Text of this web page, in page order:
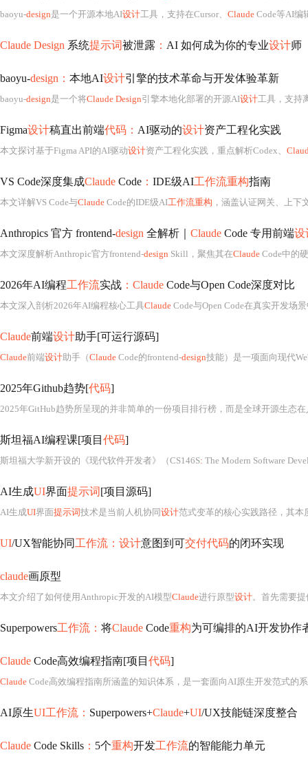
baoyu-design是一个开源本地AI设计工具，支持在Cursor、 Claude Code等AI编
Claude Design 系统提示词被泄露 ： AI 如何成为你的专业设计师
baoyu-design： 本地AI设计引擎的技术革命与开发体验革新
baoyu-design是一个将Claude Design引擎本地化部署的开源AI设计工具，支持离线运行、模
Figma设计稿直出前端代码： AI驱动的设计资产工程化实践
本文探讨基于Figma API的AI驱动设计资产工程化实践，重点解析Codex、
VS Code深度集成Claude Code ： IDE级AI工作流重构指南
本文详解VS Code与Claude Code的IDE级AI工作流重构 ，涵盖认证网关、上下文引擎、MCP协议栈和权限沙箱四大核心机制；提供环境基线检测、直连安装、多模式权限
Anthropics 官方 frontend-design 全解析｜ Claude Code 专用前端设
本文深度解析Anthropic官方frontend-design Skill，聚焦其在Claude Code中的
2026年AI编程工作流实战 ：Claude Code与Open Code深度对比
本文深入剖析2026年AI编程核心工具Claude Code与Open Code在真实开发场景中的
Claude前端设计助手[可运行源码]
Claude前端设计助手（Claude Code的frontend-design技能）是一项面向现代
2025年Github趋势[代码]
斯坦福AI编程课[项目 代码]
斯坦福大学新开设的《现代软件开发者》（CS146S: The Modern Software Developer）课程
AI生成UI界面提示词[项目源码]
AI生成UI界面提示词技术是当前人机协同设计范式变革的核心实践路径，其本
UI/UX智能协同 工作流：设计意图到可交付代码的闭环实现
claude画原型
本文介绍了如何使用Anthropic开发的AI模型Claude进行原型设计。首先需要
Superpowers工作流： 将Claude Code重构为可编排的AI开发协作
Claude Code高效编程指南[项目 代码]
Claude Code高效编程指南所涵盖的知识体系，是一套面向AI原生开发范式的系统性工程方法论，其核心远不止于“调用一个AI编程助
AI原生UI工作流： Superpowers+Claude+UI/UX技能链深度整合
Claude Code Skills ： 5个重构开发工作流的智能能力单元